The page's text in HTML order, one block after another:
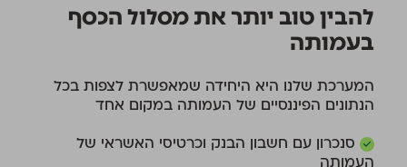
להבין טוב יותר את מסלול הכסף
בעמותה
המערכת שלנו היא היחידה שמאפשרת לצפות בכל
הנתונים הפיננסיים של העמותה במקום אחד
סנכרון עם חשבון הבנק וכרטיסי האשראי של
העמותה